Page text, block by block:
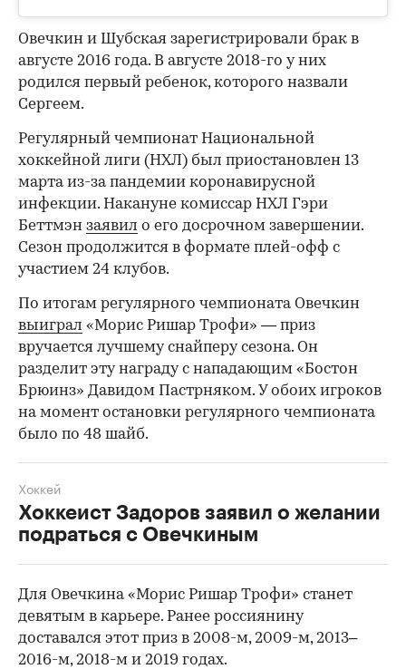
Овечкин и Шубская зарегистрировали брак в
августе 2016 года. В августе 2018-го у них
родился первый ребенок, которого назвали
Сергеем.
Регулярный чемпионат Национальной
хоккейной лиги (НХЛ) был приостановлен 13
марта из-за пандемии коронавирусной
инфекции. Накануне комиссар НХЛ Гэри
Беттмэн заявил о его досрочном завершении.
Сезон продолжится в формате плей-офф с
участием 24 клубов.
По итогам регулярного чемпионата Овечкин
выиграл «Морис Ришар Трофи» — приз
вручается лучшему снайперу сезона. Он
разделит эту награду с нападающим «Бостон
Брюинз» Давидом Пастрняком. У обоих игроков
на момент остановки регулярного чемпионата
было по 48 шайб.
Хоккеист Задоров заявил о желании
подраться с Овечкиным
Хоккей
Для Овечкина «Морис Ришар Трофи» станет
девятым в карьере. Ранее россиянину
доставался этот приз в 2008-м, 2009-м, 2013–
2016-м, 2018-м и 2019 годах.